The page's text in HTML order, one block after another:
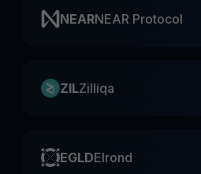
NEARNEAR Protocol
ZILZilliqa
EGLDElrond